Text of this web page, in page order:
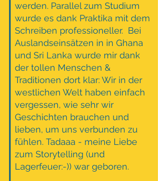
werden. Parallel zum Studium
wurde es dank Praktika mit dem
Schreiben professioneller. Bei
Auslandseinsätzen in in Ghana
und Sri Lanka wurde mir dank
der tollen Menschen &
Traditionen dort klar:Wir in der
westlichen Welt haben einfach
vergessen, wie sehr wir
Geschichten brauchen und
lieben, um uns verbunden zu
fühlen. Tadaaa - meine Liebe
zum Storytelling (und
Lagerfeuer:-)) war geboren.